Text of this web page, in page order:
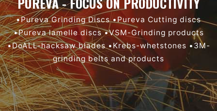
•Pureva Grinding Discs •Pureva Cutting discs
•Pureva lamelle discs •VSM-Grinding products
•DoALL-hacksaw blades •Krebs-whetstones •3M-
grinding belts and products